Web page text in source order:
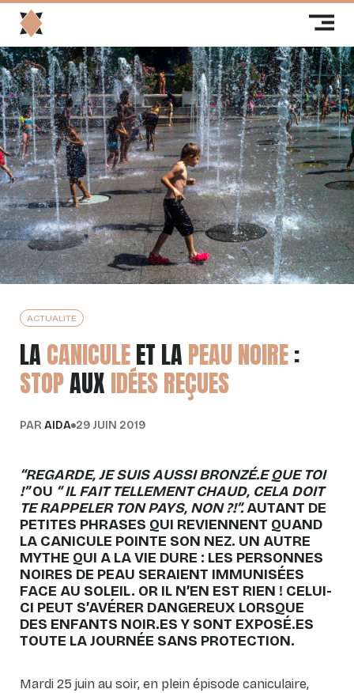
ACTUALITE
LA CANICULEET LA PEAU NOIRE:
STOPAUX IDÉES REÇUES
PAR AIDA 29 JUIN 2019
“REGARDE, JE SUIS AUSSI BRONZÉ.E QUE TOI
!”OU “ IL FAIT TELLEMENT CHAUD, CELA DOIT
TE RAPPELER TON PAYS, NON ?!”.AUTANT DE
PETITES PHRASES QUI REVIENNENT QUAND
LA CANICULE POINTE SON NEZ. UN AUTRE
MYTHE QUI A LA VIE DURE : LES PERSONNES
NOIRES DE PEAU SERAIENT IMMUNISÉES
FACE AU SOLEIL. OR IL N’EN EST RIEN ! CELUI-
CI PEUT S’AVÉRER DANGEREUX LORSQUE
DES ENFANTS NOIR.ES Y SONT EXPOSÉ.ES
TOUTE LA JOURNÉE SANS PROTECTION.
Mardi 25 juin au soir, en plein épisode caniculaire,